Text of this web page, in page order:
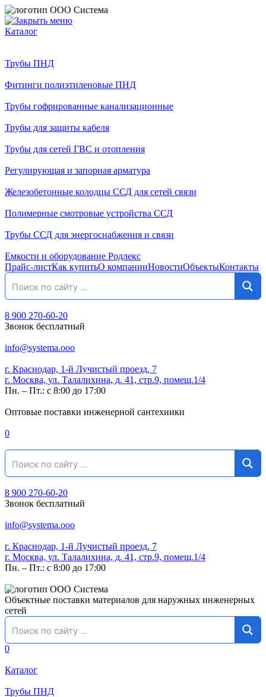
Каталог
Трубы ПНД
Фитинги полиэтиленовые ПНД
Трубы гофрированные канализационные
Трубы для защиты кабеля
Трубы для сетей ГВС и отопления
Регулирующая и запорная арматура
Железобетонные колодцы ССД для сетей связи
Полимерные смотровые устройства ССД
Трубы ССД для энергоснабжения и связи
Емкости и оборудование Родлекс
Прайс-листКак купитьО компанииНовостиОбъектыКонтакты
8 900 270-60-20
Звонок бесплатный
info@systema.ooo
г. Краснодар, 1-й Лучистый проезд, 7
г. Москва, ул. Талалихина, д. 41, стр.9, помещ.1/4
Пн. – Пт.: с 8:00 до 17:00
Оптовые поставки инженерной сантехники
0
8 900 270-60-20
Звонок бесплатный
info@systema.ooo
г. Краснодар, 1-й Лучистый проезд, 7
г. Москва, ул. Талалихина, д. 41, стр.9, помещ.1/4
Пн. – Пт.: с 8:00 до 17:00
Объектные поставки материалов для наружных инженерных
сетей
0
Каталог
Трубы ПНД